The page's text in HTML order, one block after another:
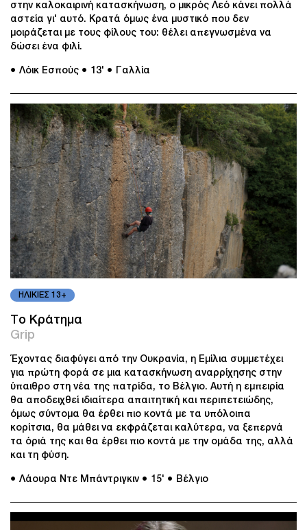
στην καλοκαιρινή κατασκήνωση, ο μικρός Λεό κάνει πολλά
αστεία γι' αυτό. Κρατά όμως ένα μυστικό που δεν
μοιράζεται με τους φίλους του: θέλει απεγνωσμένα να
δώσει ένα φιλί.
● Λόικ Εσπούς ● 13' ● Γαλλία
ΗΛΙΚΙΕΣ 13+
Το Κράτημα
Grip
Έχοντας διαφύγει από την Ουκρανία, η Εμίλια συμμετέχει
για πρώτη φορά σε μια κατασκήνωση αναρρίχησης στην
ύπαιθρο στη νέα της πατρίδα, το Βέλγιο. Αυτή η εμπειρία
θα αποδειχθεί ιδιαίτερα απαιτητική και περιπετειώδης,
όμως σύντομα θα έρθει πιο κοντά με τα υπόλοιπα
κορίτσια, θα μάθει να εκφράζεται καλύτερα, να ξεπερνά
τα όριά της και θα έρθει πιο κοντά με την ομάδα της, αλλά
και τη φύση.
● Λάουρα Ντε Μπάντριγκιν ● 15' ● Βέλγιο